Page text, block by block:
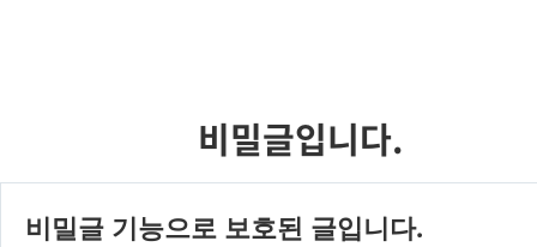
비밀글입니다.
비밀글 기능으로 보호된 글입니다.